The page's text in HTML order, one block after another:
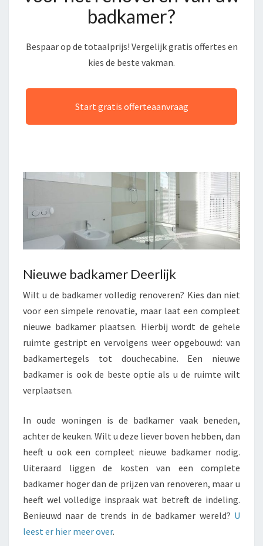
badkamer?
Bespaar op de totaalprijs! Vergelijk gratis offertes en
kies de beste vakman.
Start gratis offerteaanvraag
Nieuwe badkamer Deerlijk
Wilt u de badkamer volledig renoveren? Kies dan niet
voor een simpele renovatie, maar laat een compleet
nieuwe badkamer plaatsen. Hierbij wordt de gehele
ruimte gestript en vervolgens weer opgebouwd: van
badkamertegels tot douchecabine. Een nieuwe
badkamer is ook de beste optie als u de ruimte wilt
verplaatsen.
In oude woningen is de badkamer vaak beneden,
achter de keuken. Wilt u deze liever boven hebben, dan
heeft u ook een compleet nieuwe badkamer nodig.
Uiteraard liggen de kosten van een complete
badkamer hoger dan de prijzen van renoveren, maar u
heeft wel volledige inspraak wat betreft de indeling.
Benieuwd naar de trends in de badkamer wereld? U
leest er hier meer over.